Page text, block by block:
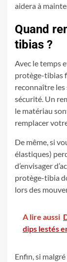
aidera à
Quand
tibias ?
Avec le temps
protège-tibias
reconnaître les
sécurité. Un
le matériau
remplacer
De même, si
élastiques)
d’envisager
protège-tibia
lors des
A lire aussi
dips lestés
Enfin, si